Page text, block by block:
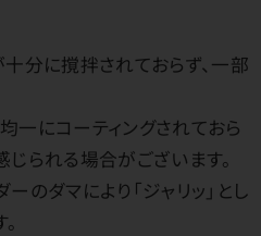
十分に撹拌されておらず、一部
一にコーティングされておら
じられる場合がございます。
のダマにより「ジャリッ」とし